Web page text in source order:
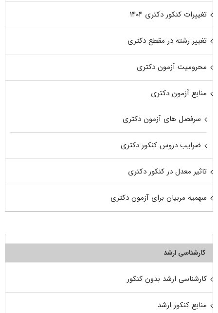
تغییرات کنکور دکتری ۱۴۰۴
تغییر رشته در مقطع دکتری
محرومیت آزمون دکتری
منابع آزمون دکتری
سرفصل های آزمون دکتری
ضرایب دروس کنکور دکتری
تاثیر معدل در کنکور دکتری
سهمیه مربیان برای آزمون دکتری
کارشناسی ارشد
کارشناسی ارشد بدون کنکور
منابع کنکور ارشد